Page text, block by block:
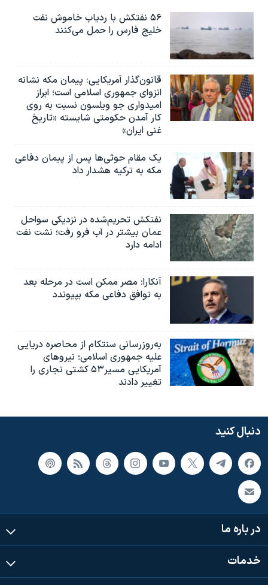
۵۶ نفتکش با ردیاب خاموش نفت
خلیج فارس را حمل می‌کنند
قانون‌گذار آمریکایی: پیمان مکه نشانه
انزوای جمهوری اسلامی است؛ ابراز
امیدواری جو ویلسون نسبت به روی
کار آمدن حکومتی شایسته «تاریخ
غنی ایران»
یک مقام حوثی‌ها پس از پیمان دفاعی
مکه به ترکیه هشدار داد
نفتکش تحریم‌شده در نزدیکی سواحل
عمان بیشتر در آب فرو رفت؛ نشت نفت
ادامه دارد
آنکارا: مصر ممکن است در مرحله بعد
به توافق دفاعی مکه بپیوندد
به‌روزرسانی سنتکام از محاصره دریایی
علیه جمهوری اسلامی؛ نیروهای
آمریکایی مسیر۵۳ کشتی تجاری را
تغییر دادند
دنبال کنید
در باره ما
خدمات